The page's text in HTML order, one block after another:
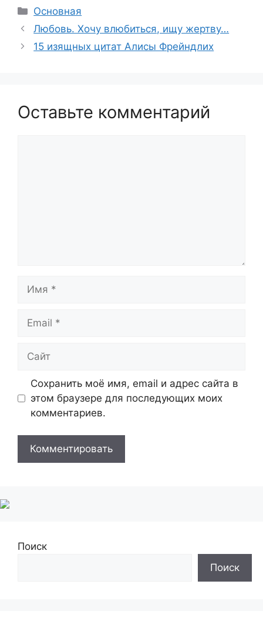
Рубрики
Основная
Любовь. Хочу влюбиться, ищу жертву…
15 изящных цитат Алисы Фрейндлих
Оставьте комментарий
Сохранить моё имя, email и адрес сайта в
этом браузере для последующих моих
комментариев.
Поиск
Поиск